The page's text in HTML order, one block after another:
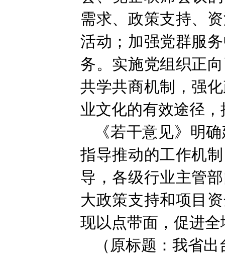
需求、政策支持、
活动；加强党群服
务。实施党组织正
共学共商机制，强
业文化的有效途径
《若干意见》明
指导推动的工作机
导，各级行业主管
大政策支持和项目
现以点带面，促进全
（原标题：我省